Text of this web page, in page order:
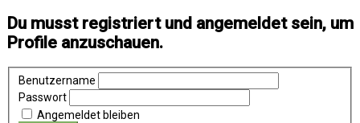
Du musst registriert und angemeldet sein, um
Profile anzuschauen.
Benutzername
Passwort
Angemeldet bleiben